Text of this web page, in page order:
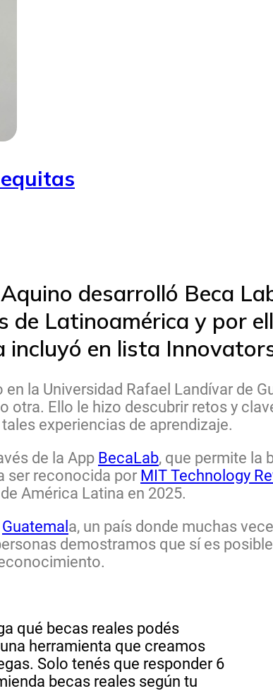
desarrolló Beca
de Latinoamérica y por
incluyó en lista
la Universidad Rafael Landívar de
otra. Ello le hizo descubrir retos y
experiencias de aprendizaje.
de la App BecaLab, que permite la
ser reconocida por MIT Technology
América Latina en 2025.
Guatemal a, un país donde muchas
demostramos que sí es
qué becas reales podés
herramienta que creamos
Solo tenés que responder 6
becas reales según tu